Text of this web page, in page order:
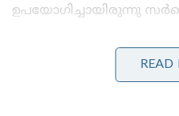
ഉപയോഗിച്ചായിരുന്നു
Stories you may likeREAD